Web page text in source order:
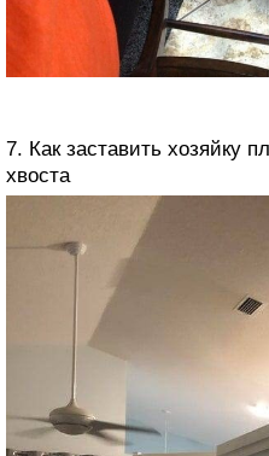
7. Как заставить хозяйку
хвоста